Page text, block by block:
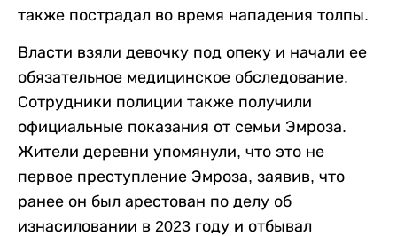
также пострадал во время нападения толпы.
Власти взяли девочку под опеку и начали ее
обязательное медицинское обследование.
Сотрудники полиции также получили
официальные показания от семьи Эмроза.
Жители деревни упомянули, что это не
первое преступление Эмроза, заявив, что
ранее он был арестован по делу об
изнасиловании в 2023 году и отбывал